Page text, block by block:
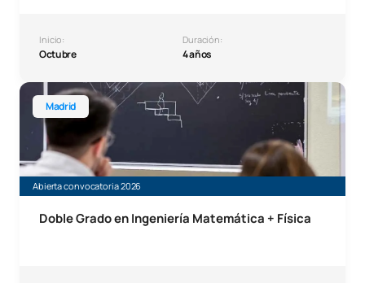
Inicio:
Octubre
Duración:
4 años
Madrid
Abierta convocatoria 2026
Doble Grado en Ingeniería Matemática + Física
Doble grado en Ingeniería Matemática + Física